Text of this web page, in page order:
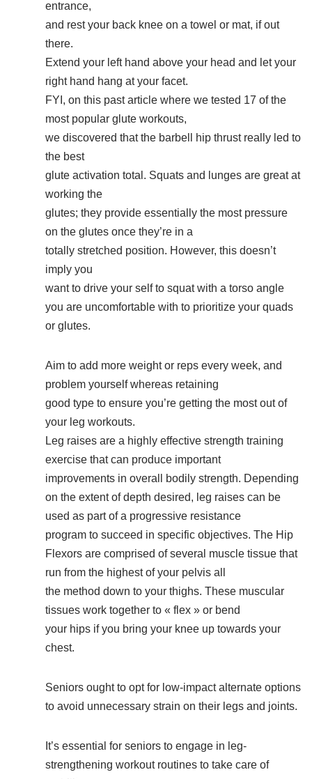
entrance,
and rest your back knee on a towel or mat, if out
there.
Extend your left hand above your head and let your
right hand hang at your facet.
FYI, on this past article where we tested 17 of the
most popular glute workouts,
we discovered that the barbell hip thrust really led to
the best
glute activation total. Squats and lunges are great at
working the
glutes; they provide essentially the most pressure
on the glutes once they’re in a
totally stretched position. However, this doesn’t
imply you
want to drive your self to squat with a torso angle
you are uncomfortable with to prioritize your quads
or glutes.
Aim to add more weight or reps every week, and
problem yourself whereas retaining
good type to ensure you’re getting the most out of
your leg workouts.
Leg raises are a highly effective strength training
exercise that can produce important
improvements in overall bodily strength. Depending
on the extent of depth desired, leg raises can be
used as part of a progressive resistance
program to succeed in specific objectives. The Hip
Flexors are comprised of several muscle tissue that
run from the highest of your pelvis all
the method down to your thighs. These muscular
tissues work together to « flex » or bend
your hips if you bring your knee up towards your
chest.
Seniors ought to opt for low-impact alternate options
to avoid unnecessary strain on their legs and joints.
It’s essential for seniors to engage in leg-
strengthening workout routines to take care of